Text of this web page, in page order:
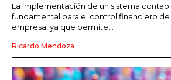
La implementación de un sistema
fundamental para el control financiero
empresa, ya que permite...
Ricardo Mendoza